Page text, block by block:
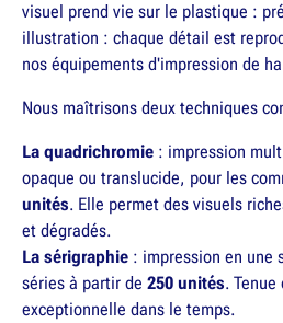
visuel prend vie sur le plastique :
illustration : chaque détail est
nos équipements d'impression de
Nous maîtrisons deux techniques
La quadrichromie : impression
opaque ou translucide, pour les
unités. Elle permet des visuels
et dégradés.
La sérigraphie : impression en une
séries à partir de 250 unités.
exceptionnelle dans le temps.